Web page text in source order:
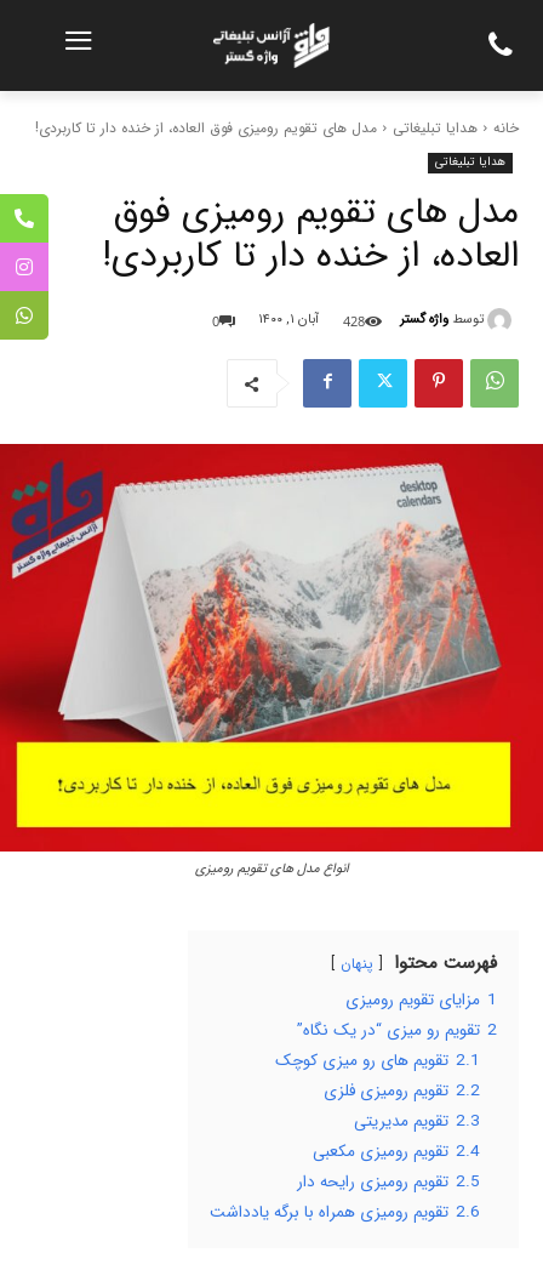
خانه هدایا تبلیغاتی مدل های تقویم رومیزی فوق العاده، از خنده دار تا کاربردی!
هدایا تبلیغاتی
مدل های تقویم رومیزی فوق
العاده، از خنده دار تا کاربردی!
توسط واژه گستر آبان ۱, ۱۴۰۰ 0 428
انواع مدل های تقویم رومیزی
فهرست محتوا پنهان
1 مزایای تقویم رومیزی
2 تقویم رو میزی “در یک نگاه”
2.1 تقویم های رو میزی کوچک
2.2 تقویم رومیزی فلزی
2.3 تقویم مدیریتی
2.4 تقویم رومیزی مکعبی
2.5 تقویم رومیزی رایحه دار
2.6 تقویم رومیزی همراه با برگه یادداشت